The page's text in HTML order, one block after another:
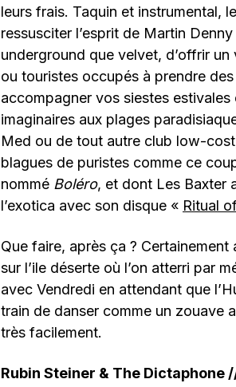
leurs frais. Taquin et instrumental,
ressusciter l’esprit de Martin
underground que velvet, d’offrir
ou touristes occupés à prendre
accompagner vos siestes
imaginaires aux plages
Med ou de tout autre club low-
blagues de puristes comme ce
nommé Boléro, et dont Les Baxter
l’exotica avec son disque « Ritual
Que faire, après ça ?
sur l’ile déserte où l’on atterri par
avec Vendredi en attendant que
train de danser comme un zouave
très facilement.
Rubin Steiner & The Dictaphone